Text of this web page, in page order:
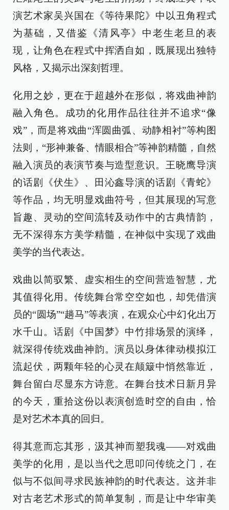
演艺术家吴兴国在《等待果陀》中以丑角程式
为基础，又借鉴《清风亭》中老生老旦的表
现，让角色在程式中挥洒自如，既展现出独特
风格，又揭示出深刻哲理。
化用之妙，更在于超越外在形似，将戏曲神韵
融入角色。成功的化用作品往往并不追求“像
戏”，而是将戏曲“浑圆曲弧、动静相衬”等构图
法则，“形神兼备、情眼相合”等神韵精髓，自然
融入演员的表演节奏与造型意识。王晓鹰导演
的话剧《伏生》、田沁鑫导演的话剧《青蛇》
等作品，均无明显戏曲符号，但其展现的写意
旨趣、灵动的空间流转及动作中的古典情韵，
无不深得东方美学精髓，在神似中实现了戏曲
美学的当代表达。
戏曲以简驭繁、虚实相生的空间营造智慧，尤
其值得化用。传统舞台常空空如也，却凭借演
员的“圆场”“趟马”等表演，在观众心中幻化出万
水千山。话剧《中国梦》中竹排场景的演绎，
就深得传统戏曲神韵。演员以身体律动模拟江
流起伏，两颗年轻的心灵在颠簸中悄然靠近，
舞台留白尽显东方诗意。在舞台技术日新月异
的今天，重拾这份以表演创造时空的自由，恰
是对艺术本真的回归。
得其意而忘其形，汲其神而塑我魂——对戏曲
美学的化用，是以当代之思叩问传统之门，在
似与不似间寻求民族神韵的时代表达。这并非
对古老艺术形式的简单复制，而是让中华审美